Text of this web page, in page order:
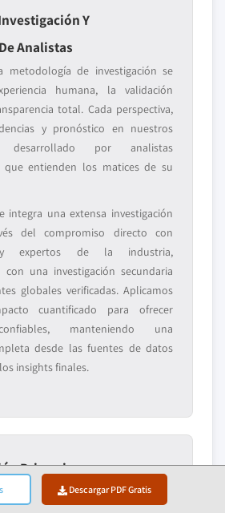
Descargar PDF Gratis
Y
Analistas
metodología de investigación se
humana, la validación
total. Cada perspectiva,
y pronóstico en nuestros
por analistas
que entienden los matices de su
integra una extensa investigación
del compromiso directo con
y expertos de la industria,
con una investigación secundaria
globales verificadas. Aplicamos
cuantificado para ofrecer
manteniendo una
desde las fuentes de datos
insights finales.
Primaria
primaria forma la columna vertebral